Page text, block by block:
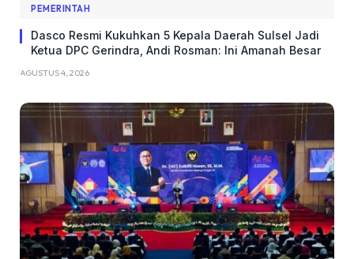
PEMERINTAH
Dasco Resmi Kukuhkan 5 Kepala Daerah Sulsel Jadi
Ketua DPC Gerindra, Andi Rosman: Ini Amanah Besar
AGUSTUS 4, 2026